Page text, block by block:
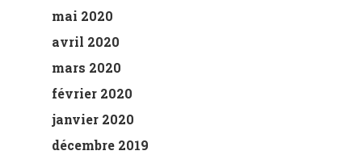
mai 2020
avril 2020
mars 2020
février 2020
janvier 2020
décembre 2019